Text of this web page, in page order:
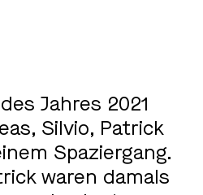
Jahres 2021
Silvio, Patrick
Spaziergang.
waren damals